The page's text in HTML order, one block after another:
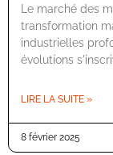
Le marché des
transformation
industrielles
évolutions
LIRE LA SUITE »
8 février 2025